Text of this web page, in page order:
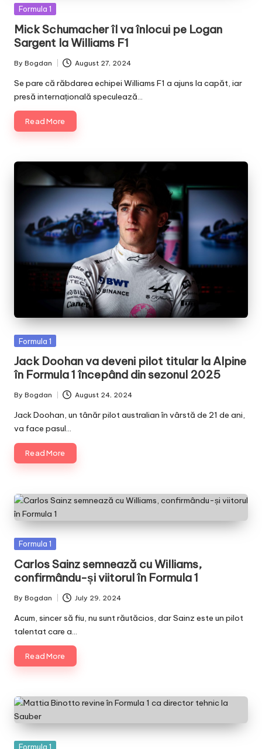
Posted
Formula 1
Mick Schumacher îl va înlocui pe Logan
Sargent la Williams F1
Posted
by
By Bogdan August 27, 2024
Se pare că răbdarea echipei Williams F1 a ajuns la capăt, iar
presă internațională speculează…
Read More
Posted
Formula 1
Jack Doohan va deveni pilot titular la Alpine
în Formula 1 începând din sezonul 2025
Posted
by
By Bogdan August 24, 2024
Jack Doohan, un tânăr pilot australian în vârstă de 21 de ani,
va face pasul…
Read More
Posted
Formula 1
Carlos Sainz semnează cu Williams,
confirmându-și viitorul în Formula 1
Posted
by
By Bogdan July 29, 2024
Acum, sincer să fiu, nu sunt răutăcios, dar Sainz este un pilot
talentat care a…
Read More
Posted
Formula 1